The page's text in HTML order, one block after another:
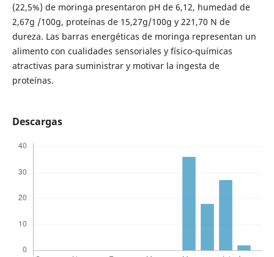
(22,5%) de moringa presentaron pH de 6,12, humedad de
2,67g /100g, proteínas de 15,27g/100g y 221,70 N de
dureza. Las barras energéticas de moringa representan un
alimento con cualidades sensoriales y físico-químicas
atractivas para suministrar y motivar la ingesta de
proteínas.
Descargas